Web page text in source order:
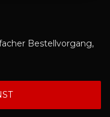
Bestellvorgang,